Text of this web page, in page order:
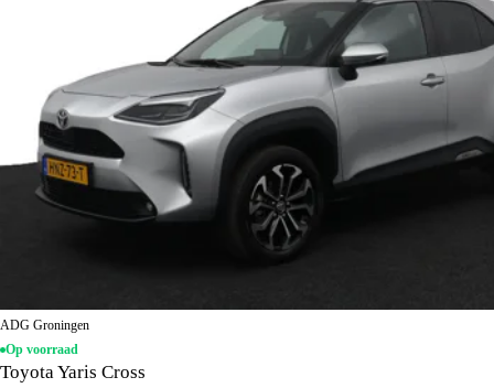
ADG Groningen
Op voorraad
Toyota Yaris Cross